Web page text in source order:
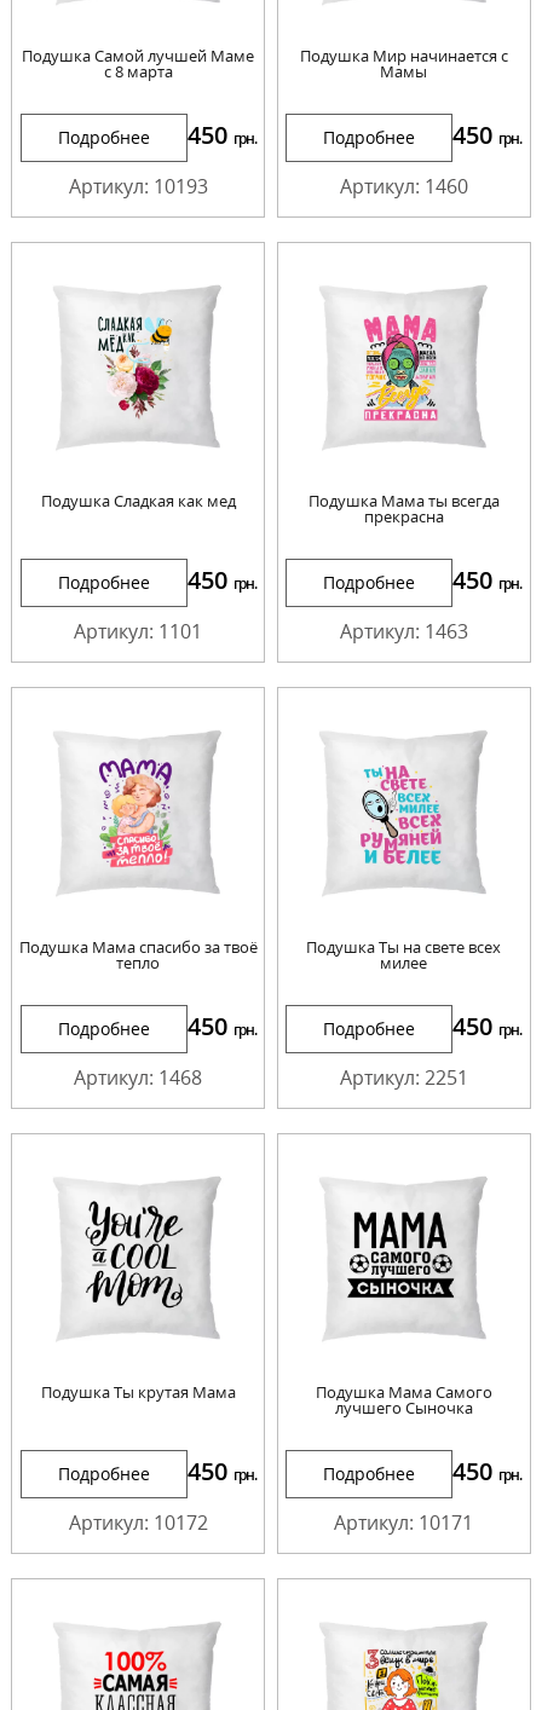
Подушка Самой лучшей Маме
с 8 марта
Подробнее 450 грн.
Артикул: 10193
Подушка Мир начинается с
Мамы
Подробнее 450 грн.
Артикул: 1460
Подушка Сладкая как мед
Подробнее 450 грн.
Артикул: 1101
Подушка Мама ты всегда
прекрасна
Подробнее 450 грн.
Артикул: 1463
Подушка Мама спасибо за твоё
тепло
Подробнее 450 грн.
Артикул: 1468
Подушка Ты на свете всех
милее
Подробнее 450 грн.
Артикул: 2251
Подушка Ты крутая Мама
Подробнее 450 грн.
Артикул: 10172
Подушка Мама Самого
лучшего Сыночка
Подробнее 450 грн.
Артикул: 10171